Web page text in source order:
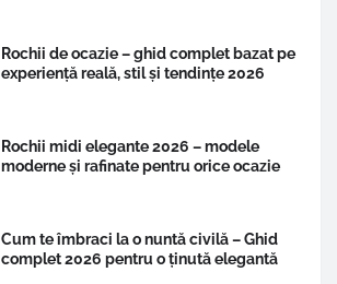
Rochii de ocazie – ghid complet bazat pe
experiență reală, stil și tendințe 2026
Rochii midi elegante 2026 – modele
moderne și rafinate pentru orice ocazie
Cum te îmbraci la o nuntă civilă – Ghid
complet 2026 pentru o ținută elegantă